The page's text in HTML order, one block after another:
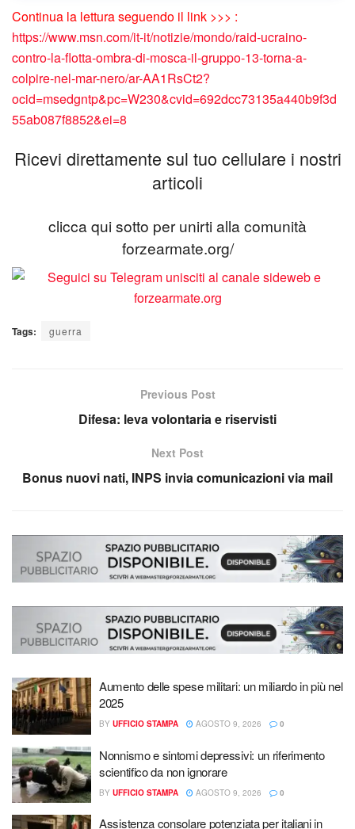
Continua la lettura seguendo il link >>> :
https://www.msn.com/it-it/notizie/mondo/raid-ucraino-
contro-la-flotta-ombra-di-mosca-il-gruppo-13-torna-a-
colpire-nel-mar-nero/ar-AA1RsCt2?
ocid=msedgntp&pc=W230&cvid=692dcc73135a440b9f3d
55ab087f8852&ei=8
Ricevi direttamente sul tuo cellulare i nostri
articoli
clicca qui sotto per unirti alla comunità
forzearmate.org/
Tags: guerra
Previous Post
Difesa: leva volontaria e riservisti
Next Post
Bonus nuovi nati, INPS invia comunicazioni via mail
Aumento delle spese militari: un miliardo in più nel
2025
BY UFFICIO STAMPA AGOSTO 9, 2026 0
Nonnismo e sintomi depressivi: un riferimento
scientifico da non ignorare
BY UFFICIO STAMPA AGOSTO 9, 2026 0
Assistenza consolare potenziata per italiani in